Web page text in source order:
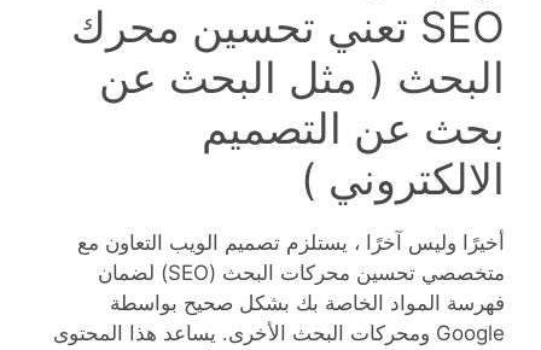
SEO تعني تحسين محرك
البحث ( مثل البحث عن
بحث عن التصميم
الالكتروني )
أخيرًا وليس آخرًا ، يستلزم تصميم الويب التعاون مع
متخصصي تحسين محركات البحث (SEO) لضمان
فهرسة المواد الخاصة بك بشكل صحيح بواسطة
Google ومحركات البحث الأخرى. يساعد هذا المحتوى